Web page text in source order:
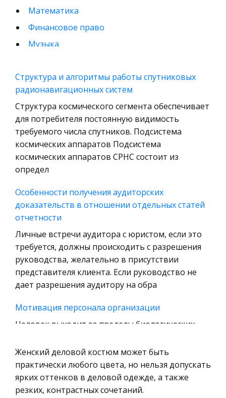
Математика
Финансовое право
Музыка
кредитные отношения
Конституционное (государственное) право
зарубежных стран
Муниципальное право России
Радиоэлектроника
Право
Физкультура и Спорт
История отечественного государства и
права
Технология
Уголовное право
Охрана природы, Экология,
Природопользование
Военная кафедра
Страховое право
Экономика и Финансы
Химия
Металлургия
Структура и алгоритмы работы спутниковых
радионавигационных систем
Структура космического сегмента обеспечивает
для потребителя постоянную видимость
требуемого числа спутников. Подсистема
космических аппаратов Подсистема
космических аппаратов СРНС состоит из
определ
Особенности получения аудиторских
доказательств в отношении отдельных статей
отчетности
Личные встречи аудитора с юристом, если это
требуется, должны происходить с разрешения
руководства, желательно в присутствии
представителя клиента. Если руководство не
дает разрешения аудитору на обра
Мотивация персонала организации
Человек выходит за пределы биологических
ситуативность своего поведения именно
благодаря суждению, воображению и
символизации. С их помощью он строит не
только ка
Женский деловой костюм может быть
практически любого цвета, но нельзя допускать
ярких оттенков в деловой одежде, а также
резких, контрастных сочетаний.